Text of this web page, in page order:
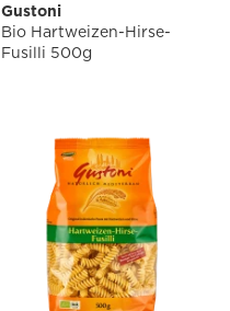
Gustoni
Bio Hartweizen-Hirse-
Fusilli 500g